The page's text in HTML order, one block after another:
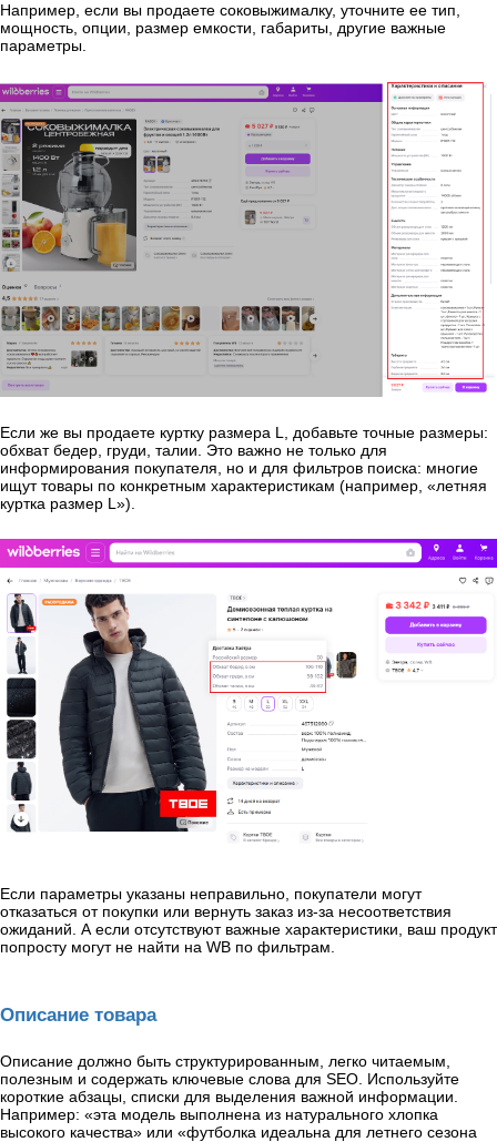
Например, если вы продаете соковыжималку, уточните ее тип,
мощность, опции, размер емкости, габариты, другие важные
параметры.
Если же вы продаете куртку размера L, добавьте точные размеры:
обхват бедер, груди, талии. Это важно не только для
информирования покупателя, но и для фильтров поиска: многие
ищут товары по конкретным характеристикам (например, «летняя
куртка размер L»).
Если параметры указаны неправильно, покупатели могут
отказаться от покупки или вернуть заказ из-за несоответствия
ожиданий. А если отсутствуют важные характеристики, ваш продукт
попросту могут не найти на WB по фильтрам.
Описание товара
Описание должно быть структурированным, легко читаемым,
полезным и содержать ключевые слова для SEO. Используйте
короткие абзацы, списки для выделения важной информации.
Например: «эта модель выполнена из натурального хлопка
высокого качества» или «футболка идеальна для летнего сезона